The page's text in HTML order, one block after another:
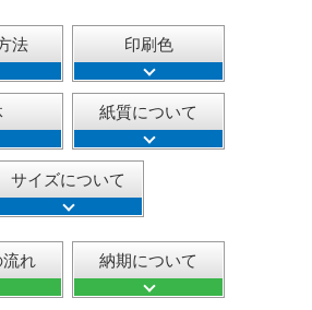
法 印刷色
紙質について
サイズについて
流れ 納期について